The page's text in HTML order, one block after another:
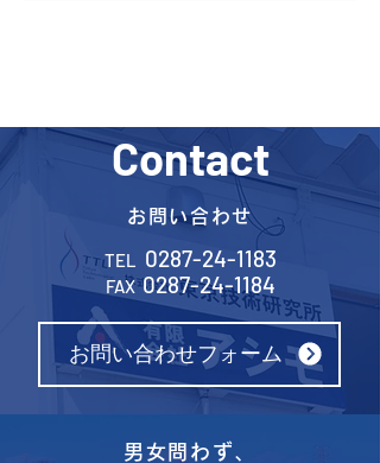
Contact
お問い合わせ
TEL 0287-24-1183
FAX0287-24-1184
お問い合わせフォーム
男女問わず、